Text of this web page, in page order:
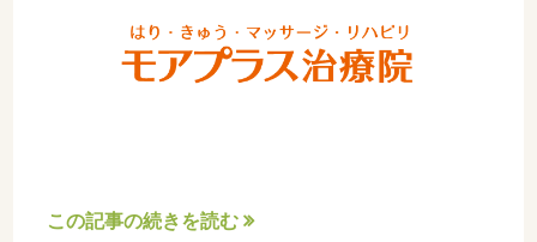
この記事の続きを読む